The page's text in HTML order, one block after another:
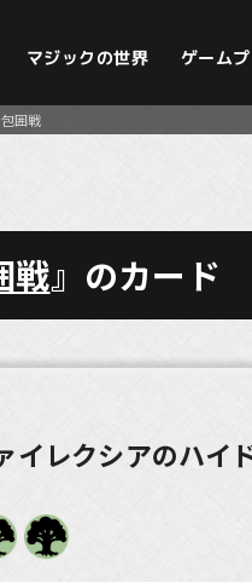
マジックの世界 ゲーム
囲戦
戦』のカード
イレクシアのハイ